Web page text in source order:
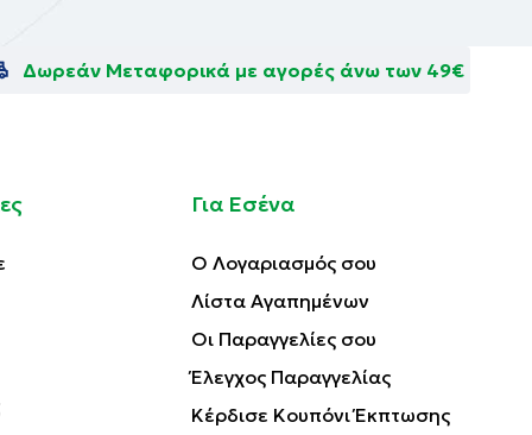
Δωρεάν Μεταφορικά με αγορές άνω των 49€
Για Εσένα
Ο Λογαριασμός σου
Λίστα Αγαπημένων
Οι Παραγγελίες σου
Έλεγχος Παραγγελίας
Κέρδισε Κουπόνι Έκπτωσης